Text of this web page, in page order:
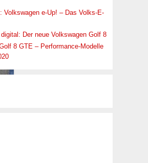
Volkswagen e-Up! – Das Volks-E-
Der neue Volkswagen Golf 8
8 GTE – Performance-Modelle